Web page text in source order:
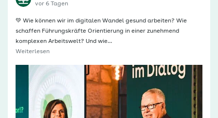
vor 6 Tagen
💚 Wie können wir im digitalen Wandel gesund arbeiten? Wie
schaffen Führungskräfte Orientierung in einer zunehmend
komplexen Arbeitswelt? Und wie…
Weiterlesen